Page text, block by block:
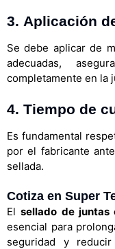
3. Aplicación
Se debe aplicar de
adecuadas,
completamente en la
4. Tiempo de
Es fundamental
por el fabricante
sellada.
Cotiza en Super
Elsellado de juntas
esencial para
seguridad y